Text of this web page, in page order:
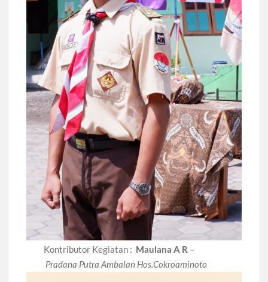
Kontributor Kegiatan : Maulana A R –
Pradana Putra Ambalan Hos.Cokroaminoto